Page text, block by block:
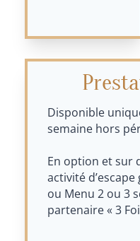
Disponible
semaine hors
En option et sur
activité
ou Menu 2 ou 3
partenaire « 3